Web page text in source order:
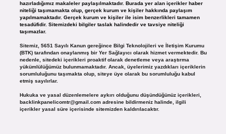
hazırladığımız makaleler paylaşılmaktadır. Burada yer alan içerikler haber
niteliği taşımamakta olup, gerçek kurum ve kişiler hakkında paylaşım
yapılmamaktadır. Gerçek kurum ve kişiler ile isim benzerlikleri tamamen
tesadüfidir. Sitemizdeki bilgiler taslak halindedir ve tavsiye niteliği
taşımazlar.
Sitemiz, 5651 Sayılı Kanun gereğince Bilgi Teknolojileri ve İletişim Kurumu
(BTK) tarafından onaylanmış bir Yer Sağlayıcı olarak hizmet vermektedir. Bu
nedenle, sitedeki içerikleri proaktif olarak denetleme veya araştırma
yükümlülüğümüz bulunmamaktadır. Ancak, üyelerimiz yazdıkları içeriklerin
sorumluluğunu taşımakta olup, siteye üye olarak bu sorumluluğu kabul
etmiş sayılırlar.
Hukuka ve yasal düzenlemelere aykırı olduğunu düşündüğünüz içerikleri,
backlinkpanelicomtr@gmail.comadresine bildirmeniz halinde, ilgili
içerikler yasal süre içerisinde sitemizden kaldırılacaktır.